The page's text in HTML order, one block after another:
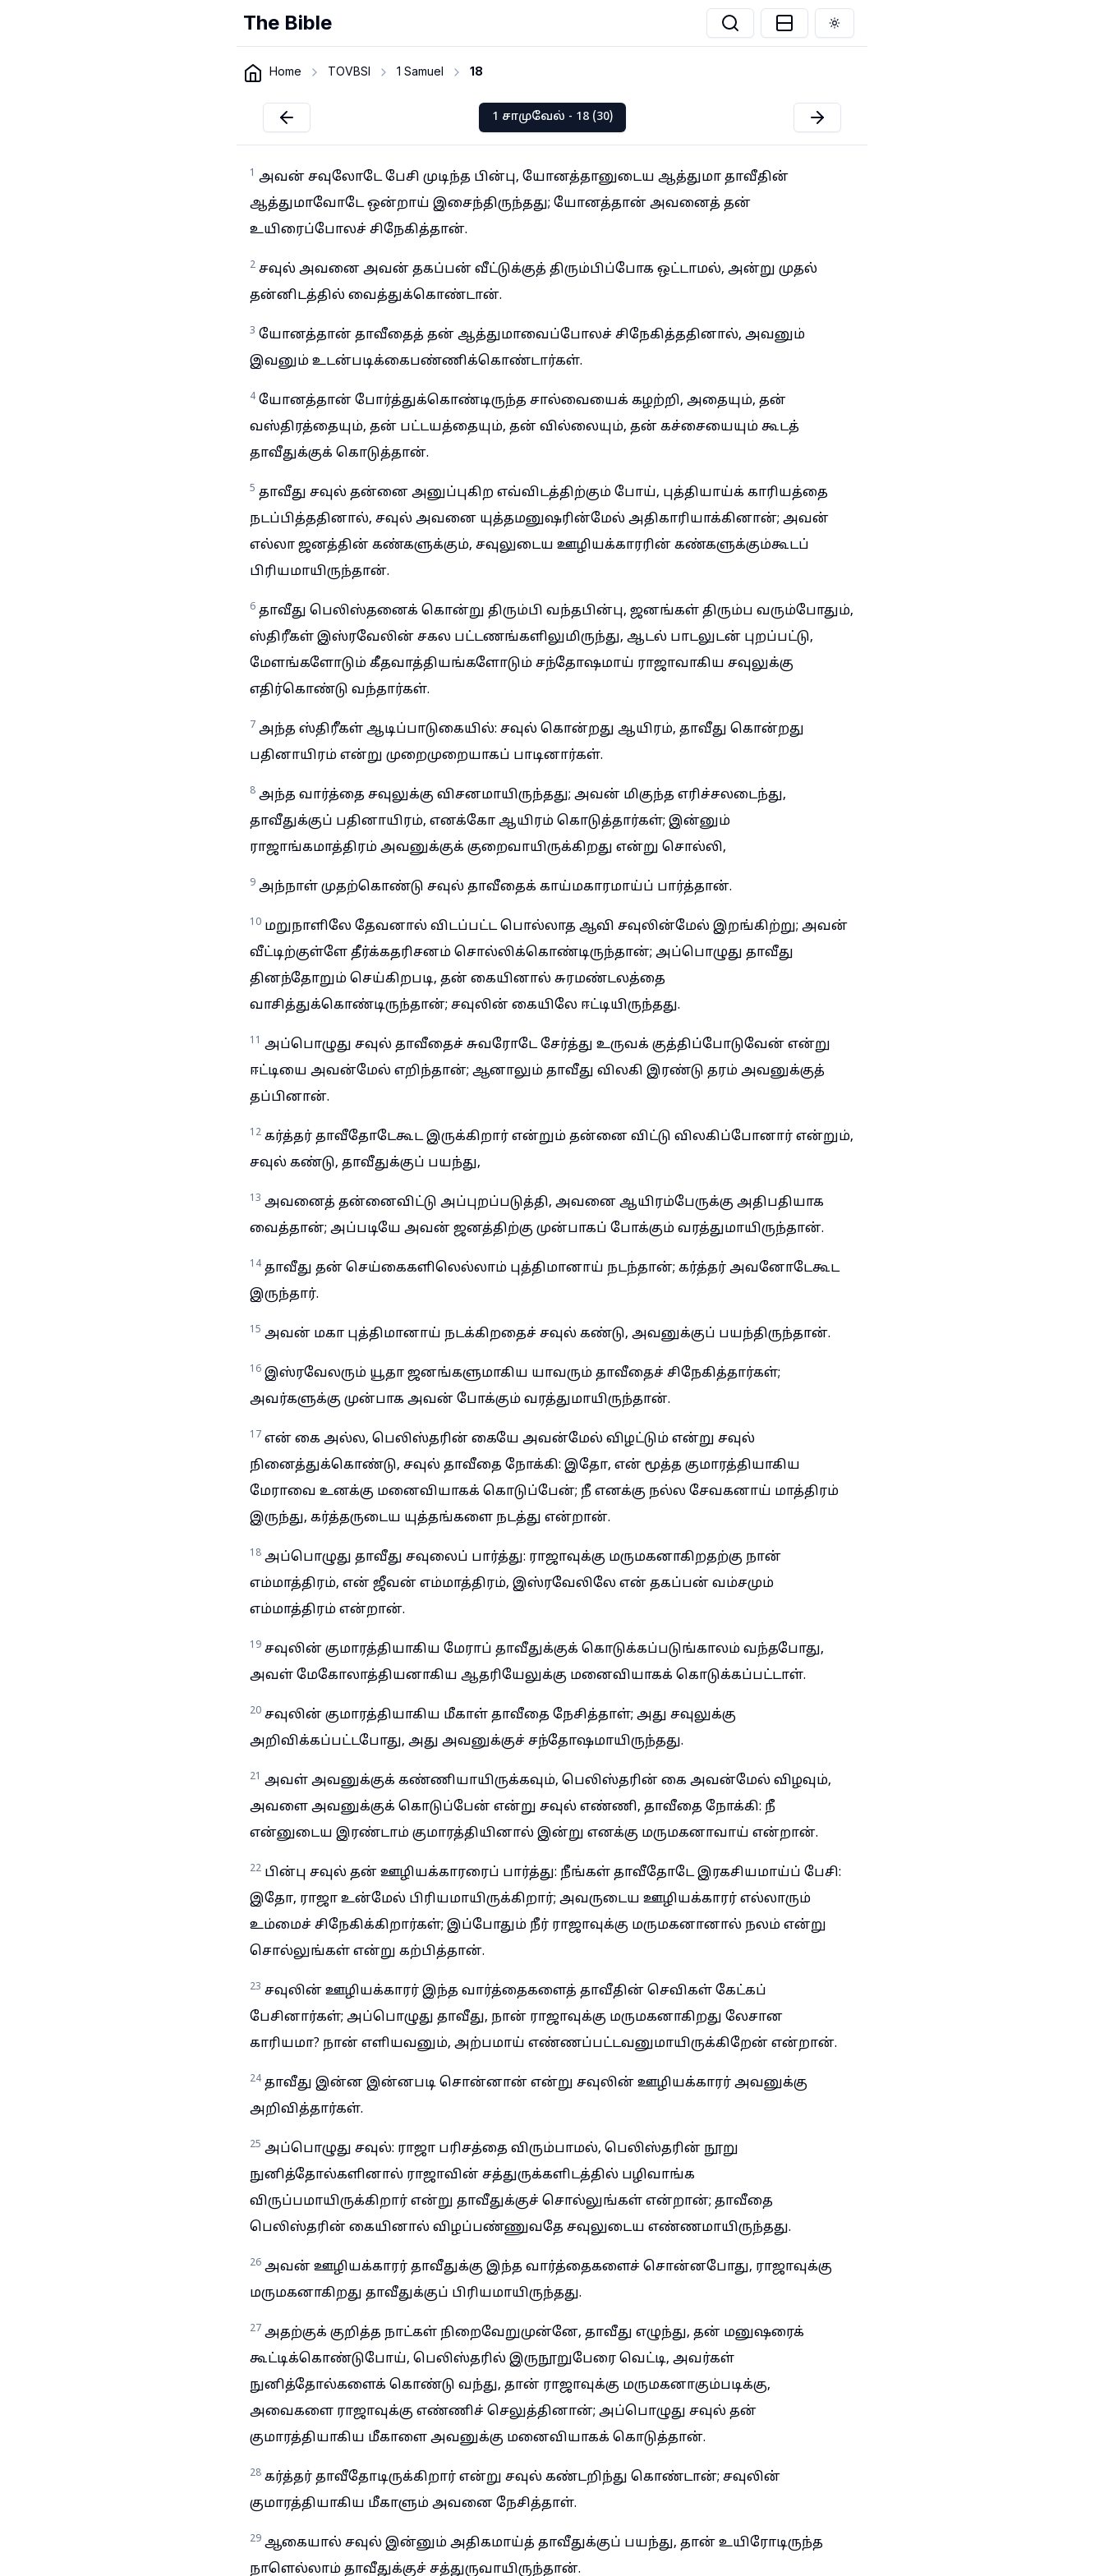
The Bible Toggle theme
Home TOVBSI 1 Samuel 18
1 சாமுவேல் - 18 (30)
1 அவன் சவுலோடே பேசி முடிந்த பின்பு, யோனத்தானுடைய ஆத்துமா தாவீதின்
ஆத்துமாவோடே ஒன்றாய் இசைந்திருந்தது; யோனத்தான் அவனைத் தன்
உயிரைப்போலச் சிநேகித்தான்.
2 சவுல் அவனை அவன் தகப்பன் வீட்டுக்குத் திரும்பிப்போக ஒட்டாமல், அன்று முதல்
தன்னிடத்தில் வைத்துக்கொண்டான்.
3 யோனத்தான் தாவீதைத் தன் ஆத்துமாவைப்போலச் சிநேகித்ததினால், அவனும்
இவனும் உடன்படிக்கைபண்ணிக்கொண்டார்கள்.
4 யோனத்தான் போர்த்துக்கொண்டிருந்த சால்வையைக் கழற்றி, அதையும், தன்
வஸ்திரத்தையும், தன் பட்டயத்தையும், தன் வில்லையும், தன் கச்சையையும் கூடத்
தாவீதுக்குக் கொடுத்தான்.
5 தாவீது சவுல் தன்னை அனுப்புகிற எவ்விடத்திற்கும் போய், புத்தியாய்க் காரியத்தை
நடப்பித்ததினால், சவுல் அவனை யுத்தமனுஷரின்மேல் அதிகாரியாக்கினான்; அவன்
எல்லா ஜனத்தின் கண்களுக்கும், சவுலுடைய ஊழியக்காரரின் கண்களுக்கும்கூடப்
பிரியமாயிருந்தான்.
6 தாவீது பெலிஸ்தனைக் கொன்று திரும்பி வந்தபின்பு, ஜனங்கள் திரும்ப வரும்போதும்,
ஸ்திரீகள் இஸ்ரவேலின் சகல பட்டணங்களிலுமிருந்து, ஆடல் பாடலுடன் புறப்பட்டு,
மேளங்களோடும் கீதவாத்தியங்களோடும் சந்தோஷமாய் ராஜாவாகிய சவுலுக்கு
எதிர்கொண்டு வந்தார்கள்.
7 அந்த ஸ்திரீகள் ஆடிப்பாடுகையில்: சவுல் கொன்றது ஆயிரம், தாவீது கொன்றது
பதினாயிரம் என்று முறைமுறையாகப் பாடினார்கள்.
8 அந்த வார்த்தை சவுலுக்கு விசனமாயிருந்தது; அவன் மிகுந்த எரிச்சலடைந்து,
தாவீதுக்குப் பதினாயிரம், எனக்கோ ஆயிரம் கொடுத்தார்கள்; இன்னும்
ராஜாங்கமாத்திரம் அவனுக்குக் குறைவாயிருக்கிறது என்று சொல்லி,
9 அந்நாள் முதற்கொண்டு சவுல் தாவீதைக் காய்மகாரமாய்ப் பார்த்தான்.
10 மறுநாளிலே தேவனால் விடப்பட்ட பொல்லாத ஆவி சவுலின்மேல் இறங்கிற்று; அவன்
வீட்டிற்குள்ளே தீர்க்கதரிசனம் சொல்லிக்கொண்டிருந்தான்; அப்பொழுது தாவீது
தினந்தோறும் செய்கிறபடி, தன் கையினால் சுரமண்டலத்தை
வாசித்துக்கொண்டிருந்தான்; சவுலின் கையிலே ஈட்டியிருந்தது.
11 அப்பொழுது சவுல் தாவீதைச் சுவரோடே சேர்த்து உருவக் குத்திப்போடுவேன் என்று
ஈட்டியை அவன்மேல் எறிந்தான்; ஆனாலும் தாவீது விலகி இரண்டு தரம் அவனுக்குத்
தப்பினான்.
12 கர்த்தர் தாவீதோடேகூட இருக்கிறார் என்றும் தன்னை விட்டு விலகிப்போனார் என்றும்,
சவுல் கண்டு, தாவீதுக்குப் பயந்து,
13 அவனைத் தன்னைவிட்டு அப்புறப்படுத்தி, அவனை ஆயிரம்பேருக்கு அதிபதியாக
வைத்தான்; அப்படியே அவன் ஜனத்திற்கு முன்பாகப் போக்கும் வரத்துமாயிருந்தான்.
14 தாவீது தன் செய்கைகளிலெல்லாம் புத்திமானாய் நடந்தான்; கர்த்தர் அவனோடேகூட
இருந்தார்.
15 அவன் மகா புத்திமானாய் நடக்கிறதைச் சவுல் கண்டு, அவனுக்குப் பயந்திருந்தான்.
16 இஸ்ரவேலரும் யூதா ஜனங்களுமாகிய யாவரும் தாவீதைச் சிநேகித்தார்கள்;
அவர்களுக்கு முன்பாக அவன் போக்கும் வரத்துமாயிருந்தான்.
17 என் கை அல்ல, பெலிஸ்தரின் கையே அவன்மேல் விழட்டும் என்று சவுல்
நினைத்துக்கொண்டு, சவுல் தாவீதை நோக்கி: இதோ, என் மூத்த குமாரத்தியாகிய
மேராவை உனக்கு மனைவியாகக் கொடுப்பேன்; நீ எனக்கு நல்ல சேவகனாய் மாத்திரம்
இருந்து, கர்த்தருடைய யுத்தங்களை நடத்து என்றான்.
18 அப்பொழுது தாவீது சவுலைப் பார்த்து: ராஜாவுக்கு மருமகனாகிறதற்கு நான்
எம்மாத்திரம், என் ஜீவன் எம்மாத்திரம், இஸ்ரவேலிலே என் தகப்பன் வம்சமும்
எம்மாத்திரம் என்றான்.
19 சவுலின் குமாரத்தியாகிய மேராப் தாவீதுக்குக் கொடுக்கப்படுங்காலம் வந்தபோது,
அவள் மேகோலாத்தியனாகிய ஆதரியேலுக்கு மனைவியாகக் கொடுக்கப்பட்டாள்.
20 சவுலின் குமாரத்தியாகிய மீகாள் தாவீதை நேசித்தாள்; அது சவுலுக்கு
அறிவிக்கப்பட்டபோது, அது அவனுக்குச் சந்தோஷமாயிருந்தது.
21 அவள் அவனுக்குக் கண்ணியாயிருக்கவும், பெலிஸ்தரின் கை அவன்மேல் விழவும்,
அவளை அவனுக்குக் கொடுப்பேன் என்று சவுல் எண்ணி, தாவீதை நோக்கி: நீ
என்னுடைய இரண்டாம் குமாரத்தியினால் இன்று எனக்கு மருமகனாவாய் என்றான்.
22 பின்பு சவுல் தன் ஊழியக்காரரைப் பார்த்து: நீங்கள் தாவீதோடே இரகசியமாய்ப் பேசி:
இதோ, ராஜா உன்மேல் பிரியமாயிருக்கிறார்; அவருடைய ஊழியக்காரர் எல்லாரும்
உம்மைச் சிநேகிக்கிறார்கள்; இப்போதும் நீர் ராஜாவுக்கு மருமகனானால் நலம் என்று
சொல்லுங்கள் என்று கற்பித்தான்.
23 சவுலின் ஊழியக்காரர் இந்த வார்த்தைகளைத் தாவீதின் செவிகள் கேட்கப்
பேசினார்கள்; அப்பொழுது தாவீது, நான் ராஜாவுக்கு மருமகனாகிறது லேசான
காரியமா? நான் எளியவனும், அற்பமாய் எண்ணப்பட்டவனுமாயிருக்கிறேன் என்றான்.
24 தாவீது இன்ன இன்னபடி சொன்னான் என்று சவுலின் ஊழியக்காரர் அவனுக்கு
அறிவித்தார்கள்.
25 அப்பொழுது சவுல்: ராஜா பரிசத்தை விரும்பாமல், பெலிஸ்தரின் நூறு
நுனித்தோல்களினால் ராஜாவின் சத்துருக்களிடத்தில் பழிவாங்க
விருப்பமாயிருக்கிறார் என்று தாவீதுக்குச் சொல்லுங்கள் என்றான்; தாவீதை
பெலிஸ்தரின் கையினால் விழப்பண்ணுவதே சவுலுடைய எண்ணமாயிருந்தது.
26 அவன் ஊழியக்காரர் தாவீதுக்கு இந்த வார்த்தைகளைச் சொன்னபோது, ராஜாவுக்கு
மருமகனாகிறது தாவீதுக்குப் பிரியமாயிருந்தது.
27 அதற்குக் குறித்த நாட்கள் நிறைவேறுமுன்னே, தாவீது எழுந்து, தன் மனுஷரைக்
கூட்டிக்கொண்டுபோய், பெலிஸ்தரில் இருநூறுபேரை வெட்டி, அவர்கள்
நுனித்தோல்களைக் கொண்டு வந்து, தான் ராஜாவுக்கு மருமகனாகும்படிக்கு,
அவைகளை ராஜாவுக்கு எண்ணிச் செலுத்தினான்; அப்பொழுது சவுல் தன்
குமாரத்தியாகிய மீகாளை அவனுக்கு மனைவியாகக் கொடுத்தான்.
28 கர்த்தர் தாவீதோடிருக்கிறார் என்று சவுல் கண்டறிந்து கொண்டான்; சவுலின்
குமாரத்தியாகிய மீகாளும் அவனை நேசித்தாள்.
29 ஆகையால் சவுல் இன்னும் அதிகமாய்த் தாவீதுக்குப் பயந்து, தான் உயிரோடிருந்த
நாளெல்லாம் தாவீதுக்குச் சத்துருவாயிருந்தான்.